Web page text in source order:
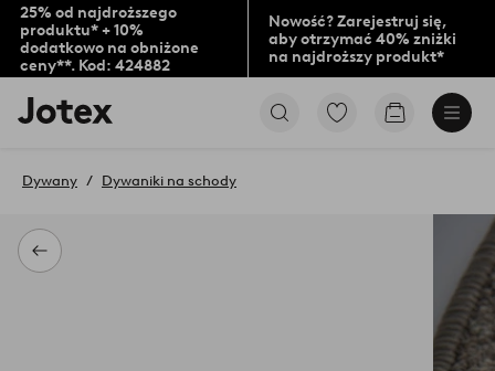
25% od najdroższego
produktu* + 10%
dodatkowo na obniżone
ceny**. Kod: 424882
Nowość? Zarejestruj się,
aby otrzymać 40% zniżki
na najdroższy produkt*
Logo
Jotex
na
stronę
PrzejdźPrzejdź
Powrót
Dywany Dywaniki na schody